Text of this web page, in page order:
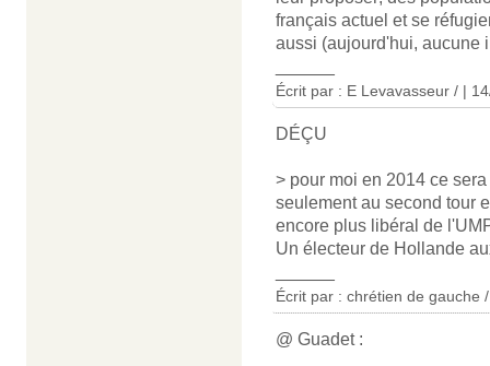
français actuel et se
aussi (aujourd'hui, aucune
Écrit par : E Levavasseur / |
DÉÇU
> pour moi en 2014 ce
seulement au second tour
encore plus libéral de
Un électeur de Hollande
Écrit par : chrétien de gauche
@ Guadet :